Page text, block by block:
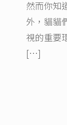
然而你知
外，貓貓
視的重要
[…]